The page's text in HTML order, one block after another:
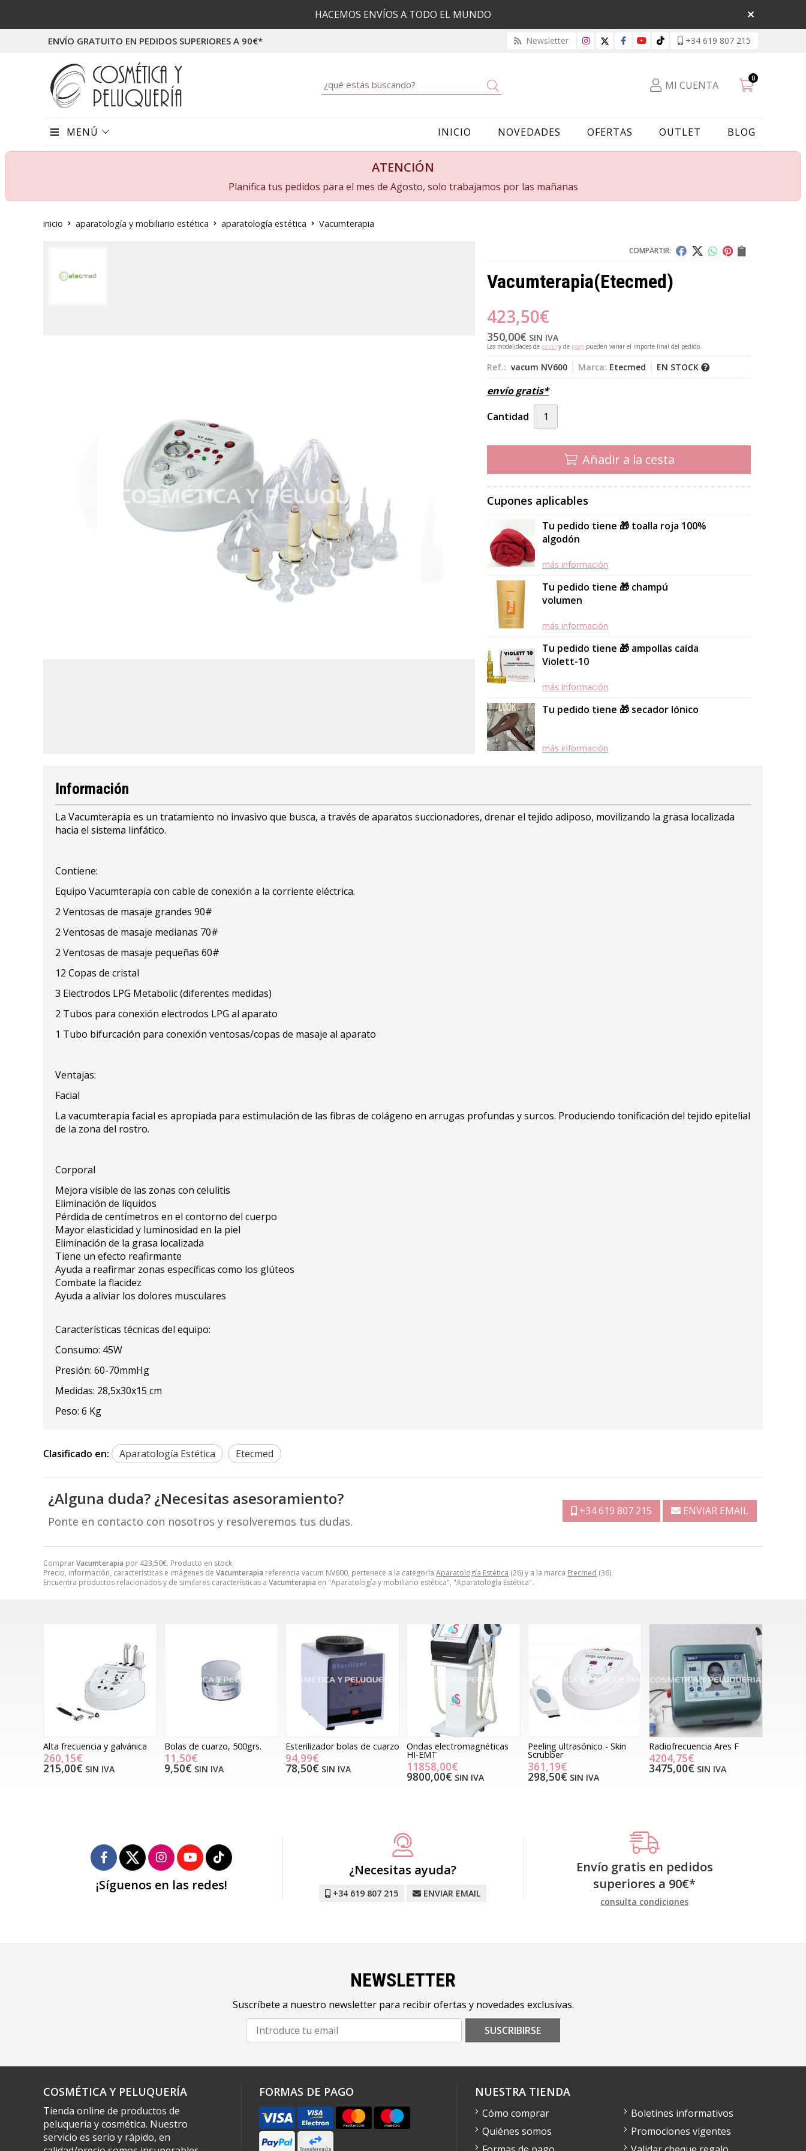
HACEMOS ENVÍOS A TODO EL MUNDO
ENVÍO GRATUITO EN PEDIDOS SUPERIORES A 90€* Newsletter +34 619 807 215
MI CUENTA
0
MENÚ INICIO NOVEDADES OFERTAS OUTLET BLOG
ATENCIÓN
Planifica tus pedidos para el mes de Agosto, solo trabajamos por las mañanas
inicio aparatología y mobiliario estética aparatología estética Vacumterapia
COMPARTIR:
Vacumterapia(Etecmed)
423,50€
350,00€ SIN IVA
Las modalidades de envío y de pago pueden variar el importe final del pedido.
Ref.: vacum NV600 Marca: Etecmed EN STOCK
envío gratis*
Cantidad
Añadir a la cesta
Cupones aplicables
Tu pedido tiene 🎁 toalla roja 100%
algodón
más información
Tu pedido tiene 🎁 champú
volumen
más información
Tu pedido tiene 🎁 ampollas caída
Violett-10
más información
Tu pedido tiene 🎁 secador Iónico
más información
ComprarVacumterapia por 423,50€. Producto en stock.
Precio, información, características e imágenes de Vacumterapia referencia vacum NV600, pertenece a la categoría Aparatología Estética (26) y a la marca Etecmed (36).
Encuentra productos relacionados y de similares características a Vacumterapia en "Aparatología y mobiliario estética", "Aparatología Estética".
Información
La Vacumterapia es un tratamiento no invasivo que busca, a través de aparatos succionadores, drenar el tejido adiposo, movilizando la grasa localizada
hacia el sistema linfático.
Contiene:
Equipo Vacumterapia con cable de conexión a la corriente eléctrica.
2 Ventosas de masaje grandes 90#
2 Ventosas de masaje medianas 70#
2 Ventosas de masaje pequeñas 60#
12 Copas de cristal
3 Electrodos LPG Metabolic (diferentes medidas)
2 Tubos para conexión electrodos LPG al aparato
1 Tubo bifurcación para conexión ventosas/copas de masaje al aparato
Ventajas:
Facial
La vacumterapia facial es apropiada para estimulación de las fibras de colágeno en arrugas profundas y surcos. Produciendo tonificación del tejido epitelial
de la zona del rostro.
Corporal
Mejora visible de las zonas con celulitis
Eliminación de líquidos
Pérdida de centímetros en el contorno del cuerpo
Mayor elasticidad y luminosidad en la piel
Eliminación de la grasa localizada
Tiene un efecto reafirmante
Ayuda a reafirmar zonas específicas como los glúteos
Combate la flacidez
Ayuda a aliviar los dolores musculares
Características técnicas del equipo:
Consumo: 45W
Presión: 60-70mmHg
Medidas: 28,5x30x15 cm
Peso: 6 Kg
Clasificado en: Aparatología Estética Etecmed
¿Alguna duda? ¿Necesitas asesoramiento?
Ponte en contacto con nosotros y resolveremos tus dudas.
+34 619 807 215 ENVIAR EMAIL
Alta frecuencia y galvánica
260,15€
215,00€ SIN IVA
Bolas de cuarzo, 500grs.
11,50€
9,50€ SIN IVA
Esterilizador bolas de cuarzo
94,99€
78,50€ SIN IVA
Ondas electromagnéticas
HI-EMT
11858,00€
9800,00€ SIN IVA
Peeling ultrasónico - Skin
Scrubber
361,19€
298,50€ SIN IVA
Radiofrecuencia Ares F
4204,75€
3475,00€ SIN IVA
¡Síguenos en las redes!
¿Necesitas ayuda?
+34 619 807 215 ENVIAR EMAIL
Envío gratis en pedidos
superiores a 90€*
consulta condiciones
NEWSLETTER
Suscríbete a nuestro newsletter para recibir ofertas y novedades exclusivas.
SUSCRIBIRSE
COSMÉTICA Y PELUQUERÍA
Tienda online de productos de
peluquería y cosmética. Nuestro
servicio es serio y rápido, en
FORMAS DE PAGO NUESTRA TIENDA
Cómo comprar
Quiénes somos
Boletines informativos
Promociones vigentes